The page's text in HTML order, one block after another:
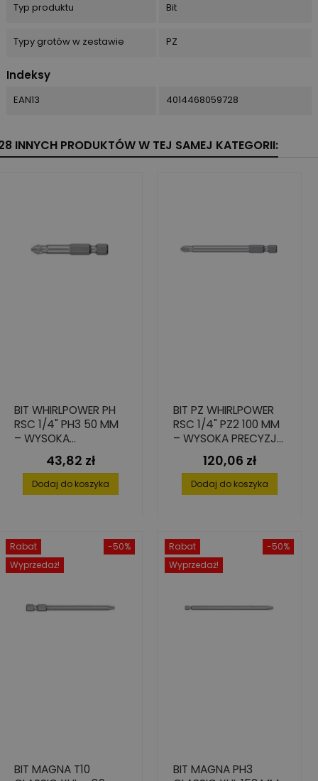
Typ produktu Bit
Typy grotów w zestawie PZ
Indeksy
EAN13 4014468059728
INNYCH PRODUKTÓW W TEJ SAMEJ KATEGORII:
BIT WHIRLPOWER PH
RSC 1/4" PH3 50 MM
– WYSOKA
TWARDOŚĆ 10 SZT.
Cena
43,82 zł
Dodaj do koszyka
BIT PZ WHIRLPOWER
RSC 1/4" PZ2 100 MM
– WYSOKA PRECYZJA
I TWARDOŚĆ (10
Cena
120,06 zł
Dodaj do koszyka
-50%
Rabat
Wyprzedaż!
BIT MAGNA T10
-50%
Rabat
Wyprzedaż!
BIT MAGNA PH3